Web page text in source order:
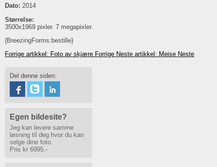
Dato: 2014
Størrelse:
3500x1969 pixler. 7 megapixler.
{BreezingForms:bestille}
Forrige artikkel: Foto av skjære Forrige Neste artikkel: Meise Neste
Del denne siden:
Egen bildesite?
Jeg kan levere samme
løsning til deg hvor du kan
selge dine foto.
Pris kr 6995.-